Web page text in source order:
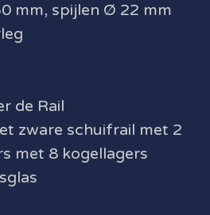
mm, spijlen Ø 22 mm
de Rail
zware schuifrail met 2
met 8 kogellagers